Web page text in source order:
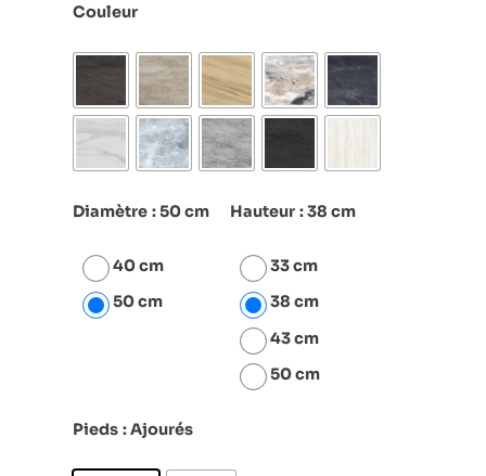
Couleur
Diamètre : 50 cm
40 cm
50 cm
Hauteur : 38 cm
33 cm
38 cm
43 cm
50 cm
Pieds : Ajourés